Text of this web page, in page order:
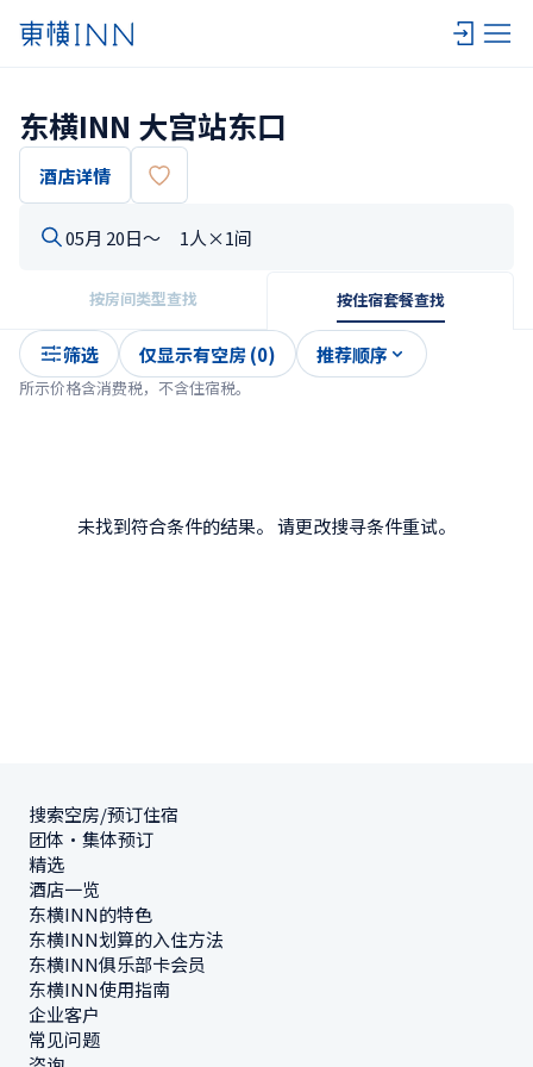
东横INN 大宫站东口
酒店详情
05月 20日〜 1人×1间
按房间类型查找 按住宿套餐查找
筛选 仅显示有空房 (0) 推荐顺序
所示价格含消费税，不含住宿税。
未找到符合条件的结果。 请更改搜寻条件重试。
搜索空房/预订住宿
团体・集体预订
精选
酒店一览
东横INN的特色
东横INN划算的入住方法
东横INN俱乐部卡会员
东横INN使用指南
企业客户
常见问题